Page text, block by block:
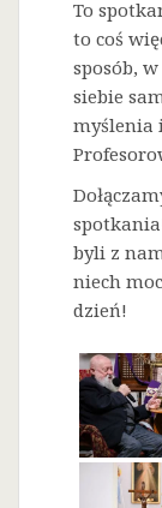
To
to coś
sposób,
siebie
myślenia
byli z
niech
dzień!